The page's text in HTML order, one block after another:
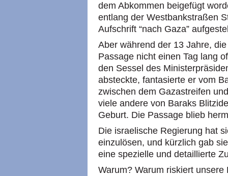
dem Abkommen beigefügt
entlang der Westbankstraßen
Aufschrift “nach Gaza”
Aber während der 13 Jahre,
Passage nicht einen Tag lang
den Sessel des
absteckte, fantasierte er vom
zwischen dem Gazastreifen
viele andere von Baraks
Geburt. Die Passage blieb
Die israelische Regierung hat
einzulösen, und kürzlich gab
eine spezielle und detaillierte
Warum? Warum riskiert